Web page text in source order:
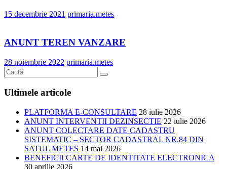
15 decembrie 2021 primaria.metes
ANUNT TEREN VANZARE
28 noiembrie 2022 primaria.metes
Ultimele articole
PLATFORMA E-CONSULTARE 28 iulie 2026
ANUNT INTERVENTII DEZINSECTIE 22 iulie 2026
ANUNT COLECTARE DATE CADASTRU
SISTEMATIC – SECTOR CADASTRAL NR.84 DIN
SATUL METES 14 mai 2026
BENEFICII CARTE DE IDENTITATE ELECTRONICA
30 aprilie 2026